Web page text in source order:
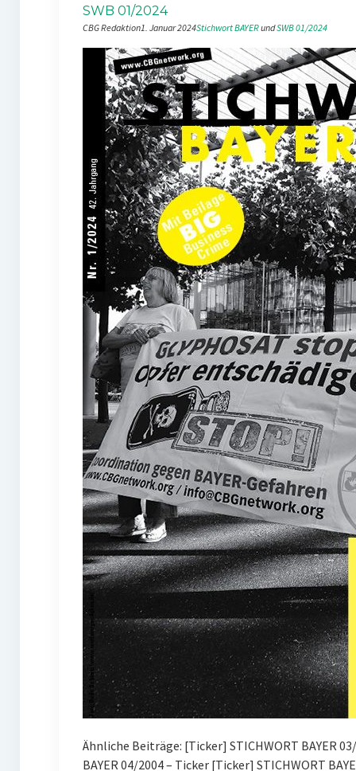
SWB 01/2024
CBG Redaktion1. Januar 2024Stichwort BAYER und SWB 01/2024
Ähnliche Beiträge: [Ticker] STICHWORT BAYER
BAYER 04/2004 – Ticker [Ticker] STICHWORT